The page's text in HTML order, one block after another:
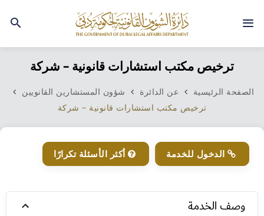
ترخيص مكتب استشارات قانونية – شركة
الصفحة الرئيسية عن الدائرة
شؤون المستشارين القانويين
ترخيص مكتب استشارات قانونية – شركة
الدخول للخدمة أكثر الأسئلة تكرارًا
وصف الخدمة